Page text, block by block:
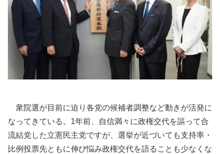
衆院選が目前に迫り各党の候補者調整など動きが活発に
なってきている。1年前、自信満々に政権交代を謳って合
流結党した立憲民主党ですが、選挙が近づいても支持率・
比例投票先ともに伸び悩み政権交代を語ることも少なくな